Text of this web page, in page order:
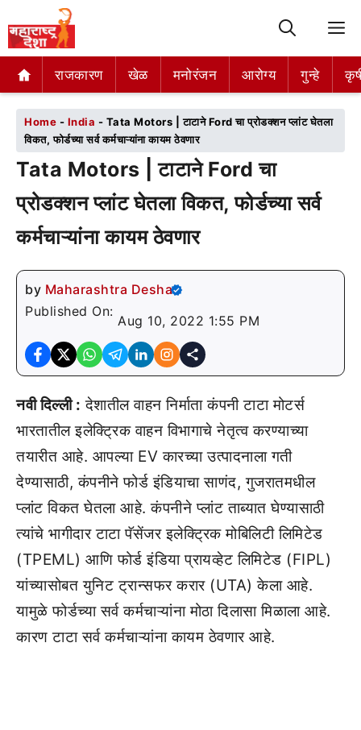
राजकारण खेळ मनोरंजन आरोग्य गुन्हे
राजकारण खेळ मनोरंजन आरोग्य गुन्हे
Home - India - Tata Motors | टाटाने Ford चा प्रोडक्शन प्लांट घेतला
विकत, फोर्डच्या सर्व कर्मचाऱ्यांना कायम ठेवणार
Tata Motors | टाटाने Ford चा
प्रोडक्शन प्लांट घेतला विकत, फोर्डच्या सर्व
कर्मचाऱ्यांना कायम ठेवणार
by Maharashtra Desha
Published On:
Aug 10, 2022 1:55 PM
नवी दिल्ली : देशातील वाहन निर्माता कंपनी टाटा मोटर्स
भारतातील इलेक्ट्रिक वाहन विभागाचे नेतृत्व करण्याच्या
तयारीत आहे. आपल्या EV कारच्या उत्पादनाला गती
देण्यासाठी, कंपनीने फोर्ड इंडियाचा साणंद, गुजरातमधील
प्लांट विकत घेतला आहे. कंपनीने प्लांट ताब्यात घेण्यासाठी
त्यांचे भागीदार टाटा पॅसेंजर इलेक्ट्रिक मोबिलिटी लिमिटेड
(TPEML) आणि फोर्ड इंडिया प्रायव्हेट लिमिटेड (FIPL)
यांच्यासोबत युनिट ट्रान्सफर करार (UTA) केला आहे.
यामुळे फोर्डच्या सर्व कर्मचाऱ्यांना मोठा दिलासा मिळाला आहे.
कारण टाटा सर्व कर्मचाऱ्यांना कायम ठेवणार आहे.